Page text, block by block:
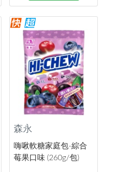
森永
嗨啾軟糖家庭包-綜合
莓果口味 (260g/包)